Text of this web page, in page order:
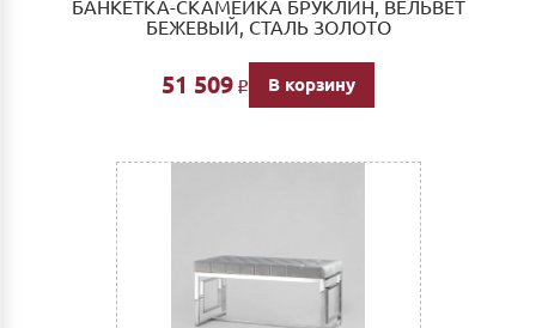
БАНКЕТКА-СКАМЕЙКА БРУКЛИН, ВЕЛЬВЕТ
БЕЖЕВЫЙ, СТАЛЬ ЗОЛОТО
51 509 Р В корзину